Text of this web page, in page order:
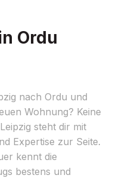
Ordu
nach Ordu und
Wohnung? Keine
steht dir mit
Expertise zur Seite.
kennt die
bestens und